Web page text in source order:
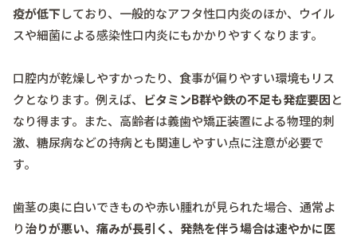
疫が低下しており、一般的なアフタ性口内炎のほか、ウイル
スや細菌による感染性口内炎にもかかりやすくなります。
口腔内が乾燥しやすかったり、食事が偏りやすい環境もリス
クとなります。例えば、 ビタミンB群や鉄の不足も発症要因と
なり得ます。また、高齢者は義歯や矯正装置による物理的刺
激、糖尿病などの持病とも関連しやすい点に注意が必要で
す。
歯茎の奥に白いできものや赤い腫れが見られた場合、通常よ
り治りが悪い、痛みが長引く、発熱を伴う場合は速やかに医